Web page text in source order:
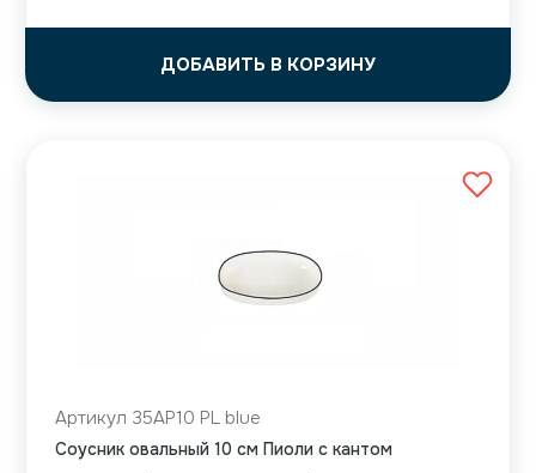
ДОБАВИТЬ В КОРЗИНУ
Артикул 35AP10 PL blue
Соусник овальный 10 см Пиоли с кантом